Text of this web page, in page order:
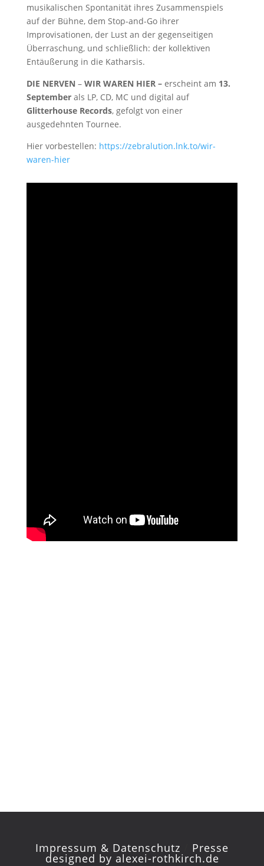
musikalischen Spontanität ihres Zusammenspiels
auf der Bühne, dem Stop-and-Go ihrer
Improvisationen, der Lust an der gegenseitigen
Überraschung, und schließlich: der kollektiven
Entäußerung in die Katharsis.
DIE NERVEN –WIR WAREN HIER –erscheint am 13.
Septemberals LP, CD, MC und digital auf
Glitterhouse Records, gefolgt von einer
ausgedehnten Tournee.
Hier vorbestellen: https://zebralution.lnk.to/wir-
waren-hier
Impressum & Datenschutz Presse
designed by alexei-rothkirch.de